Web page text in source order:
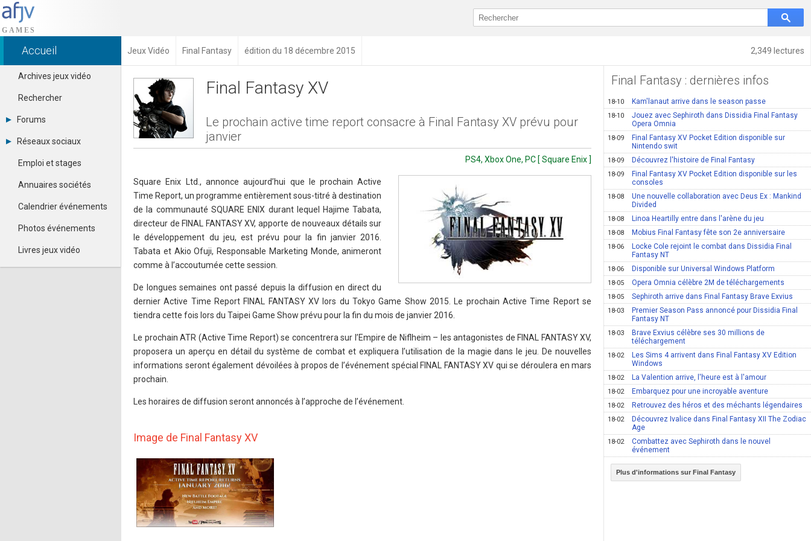
2,349 lectures
Accueil Jeux Vidéo Final Fantasy édition du 18 décembre 2015
Archives jeux vidéo
Rechercher
Forums
Tous les forums
Se connecter
Contacter un modérateur
Réseaux sociaux
Dailymotion
Facebook
Google+
Pinterest
Youtube
Emploi et stages
Annuaires sociétés
Calendrier événements
Photos événements
Livres jeux vidéo
Final Fantasy XV
Le prochain active time report consacre à Final Fantasy XV prévu pour
janvier
PS4, Xbox One, PC [ Square Enix ]
Square Enix Ltd., annonce aujourd’hui que le prochain Active
Time Report, un programme entièrement sous-titré à destination
de la communauté SQUARE ENIX durant lequel Hajime Tabata,
directeur de FINAL FANTASY XV, apporte de nouveaux détails sur
le développement du jeu, est prévu pour la fin janvier 2016.
Tabata et Akio Ofuji, Responsable Marketing Monde, animeront
comme à l’accoutumée cette session.
De longues semaines ont passé depuis la diffusion en direct du
dernier Active Time Report FINAL FANTASY XV lors du Tokyo Game Show 2015. Le prochain Active Time Report se
tiendra cette fois lors du Taipei Game Show prévu pour la fin du mois de janvier 2016.
Le prochain ATR (Active Time Report) se concentrera sur l’Empire de Niflheim – les antagonistes de FINAL FANTASY XV,
proposera un aperçu en détail du système de combat et expliquera l’utilisation de la magie dans le jeu. De nouvelles
informations seront également dévoilées à propos de l’événement spécial FINAL FANTASY XV qui se déroulera en mars
prochain.
Les horaires de diffusion seront annoncés à l’approche de l’événement.
Image de Final Fantasy XV
Final Fantasy : dernières infos
18-10 Kam'lanaut arrive dans le season passe
18-10
Jouez avec Sephiroth dans Dissidia Final Fantasy
Opera Omnia
18-09
Final Fantasy XV Pocket Edition disponible sur
Nintendo swit
18-09 Découvrez l'histoire de Final Fantasy
18-09
Final Fantasy XV Pocket Edition disponible sur les
consoles
18-08
Une nouvelle collaboration avec Deus Ex : Mankind
Divided
18-08 Linoa Heartilly entre dans l'arène du jeu
18-08 Mobius Final Fantasy fête son 2e anniversaire
18-06
Locke Cole rejoint le combat dans Dissidia Final
Fantasy NT
18-06 Disponible sur Universal Windows Platform
18-05 Opera Omnia célèbre 2M de téléchargements
18-05 Sephiroth arrive dans Final Fantasy Brave Exvius
18-03
Premier Season Pass annoncé pour Dissidia Final
Fantasy NT
18-03
Brave Exvius célèbre ses 30 millions de
téléchargement
18-02
Les Sims 4 arrivent dans Final Fantasy XV Edition
Windows
18-02 La Valention arrive, l'heure est à l'amour
18-02 Embarquez pour une incroyable aventure
18-02 Retrouvez des héros et des méchants légendaires
18-02
Découvrez Ivalice dans Final Fantasy XII The Zodiac
Age
18-02
Combattez avec Sephiroth dans le nouvel
événement
Plus d'informations sur Final Fantasy